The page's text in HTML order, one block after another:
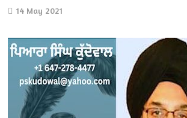
14 May 2021